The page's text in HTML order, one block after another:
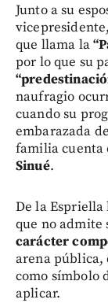
Junto a su
que llama la
por lo que su
naufragio
cuando su
embarazada
familia cuenta
Sinué.
De la
que no admite
carácter
arena pública,
como símbolo
aplicar.